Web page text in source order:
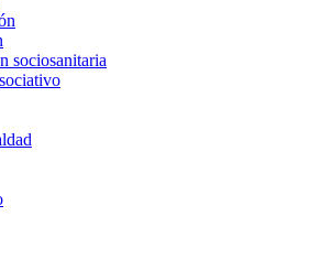
sociosanitaria